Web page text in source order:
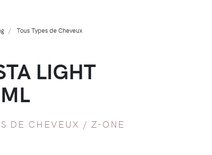
Tous Types de Cheveux
LIGHT
DE CHEVEUX / Z-ONE